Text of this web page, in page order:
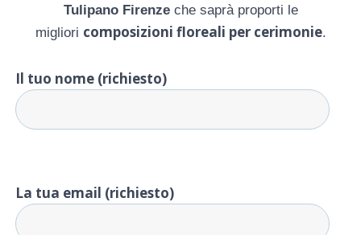
Tulipano Firenzeche saprà proporti le
migliori composizioni floreali per cerimonie.
Il tuo nome (richiesto)
La tua email (richiesto)